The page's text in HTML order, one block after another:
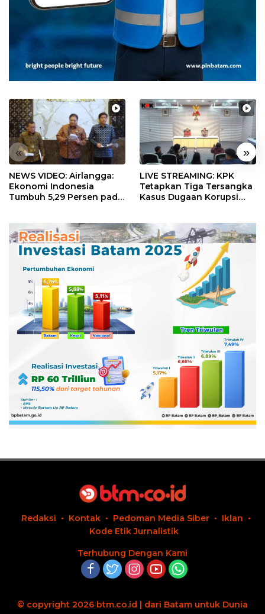
« »
NEWS VIDEO: Airlangga:
Ekonomi Indonesia
Tumbuh 5,29 Persen pada
LIVE STREAMING: KPK
Tetapkan Tiga Tersangka
Kasus Dugaan Korupsi
Redaksi Kontak Pedoman Media Siber
Iklan
Kode Etik Jurnalistik
Terhubung Dengan Kami
© copyright 2026 btm.co.id | dari Batam untuk Dunia